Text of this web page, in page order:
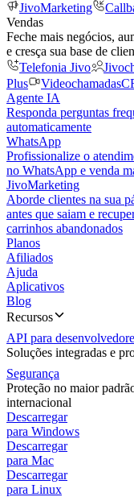
JivoMarketing
Vendas
Feche mais negócios,
e cresça sua base de
Telefonia Jivo
Plus
Videochamadas
Agente IA
Responda perguntas
automaticamente
WhatsApp
Profissionalize o
no WhatsApp e venda
JivoMarketing
Aborde clientes na sua
antes que saiam e
carrinhos abandonados
Planos
Afiliados
Ajuda
Aplicativos
Blog
Recursos
API para
Soluções integradas e
Segurança
Proteção no maior
internacional
Descarregar
para Windows
Descarregar
para Mac
Descarregar
para Linux